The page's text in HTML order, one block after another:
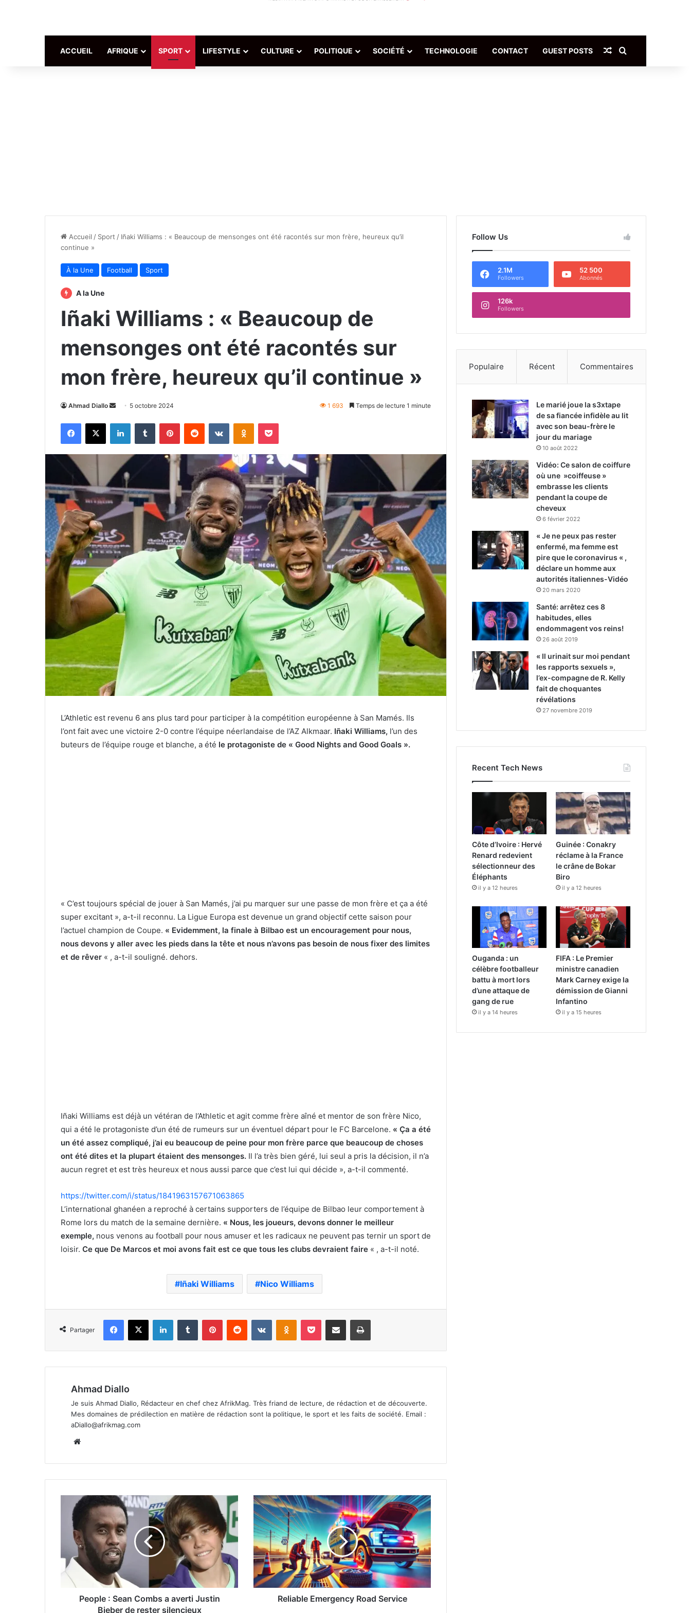
ACCUEIL AFRIQUE SPORT LIFESTYLE CULTURE POLITIQUE SOCIÉTÉ TECHNOLOGIE CONTACT GUEST POSTS Article Aléatoire
Accueil / Sport / Iñaki Williams : « Beaucoup de mensonges ont été racontés sur mon frère, heureux qu’il
continue »
À la Une Football Sport
A la Une
Iñaki Williams : « Beaucoup de
mensonges ont été racontés sur
mon frère, heureux qu’il continue »
Ahmad Diallo
Envoyer
courriel
5 octobre 2024 1 693 Temps de lecture 1 minute
Facebook
X LinkedinTumblr PinterestReddit VKontakteOdnoklassniki
Pocket
L’Athletic est revenu 6 ans plus tard pour participer à la compétition européenne à San Mamés. Ils
l’ont fait avec une victoire 2-0 contre l’équipe néerlandaise de l’AZ Alkmaar. Iñaki Williams, l’un des
buteurs de l’équipe rouge et blanche, a été le protagoniste de « Good Nights and Good Goals ».
« C’est toujours spécial de jouer à San Mamés, j’ai pu marquer sur une passe de mon frère et ça a été
super excitant », a-t-il reconnu. La Ligue Europa est devenue un grand objectif cette saison pour
l’actuel champion de Coupe. « Evidemment, la finale à Bilbao est un encouragement pour nous,
nous devons y aller avec les pieds dans la tête et nous n’avons pas besoin de nous fixer des limites
et de rêver « , a-t-il souligné. dehors.
Iñaki Williams est déjà un vétéran de l’Athletic et agit comme frère aîné et mentor de son frère Nico,
qui a été le protagoniste d’un été de rumeurs sur un éventuel départ pour le FC Barcelone. « Ça a été
un été assez compliqué, j’ai eu beaucoup de peine pour mon frère parce que beaucoup de choses
ont été dites et la plupart étaient des mensonges. Il l’a très bien géré, lui seul a pris la décision, il n’a
aucun regret et est très heureux et nous aussi parce que c’est lui qui décide », a-t-il commenté.
https://twitter.com/i/status/1841963157671063865
L’international ghanéen a reproché à certains supporters de l’équipe de Bilbao leur comportement à
Rome lors du match de la semaine dernière. « Nous, les joueurs, devons donner le meilleur
exemple, nous venons au football pour nous amuser et les radicaux ne peuvent pas ternir un sport de
loisir. Ce que De Marcos et moi avons fait est ce que tous les clubs devraient faire « , a-t-il noté.
Iñaki Williams Nico Williams
Partager
Facebook
X LinkedinTumblr PinterestReddit VKontakteOdnoklassniki
Pocket Partager par email Imprimer
Ahmad Diallo
Je suis Ahmad Diallo, Rédacteur en chef chez AfrikMag. Très friand de lecture, de rédaction et de découverte.
Mes domaines de prédilection en matière de rédaction sont la politique, le sport et les faits de société. Email :
aDiallo@afrikmag.com
People : Sean Combs a averti Justin
Bieber de rester silencieux
Reliable Emergency Road Service
Follow Us
2.1M
Followers
52 500
Abonnés
126k
Followers
Populaire Récent Commentaires
Le marié joue la s3xtape
de sa fiancée infidèle au lit
avec son beau-frère le
jour du mariage
10 août 2022
Vidéo: Ce salon de coiffure
où une »coiffeuse »
embrasse les clients
pendant la coupe de
cheveux
6 février 2022
« Je ne peux pas rester
enfermé, ma femme est
pire que le coronavirus « ,
déclare un homme aux
autorités italiennes-Vidéo
20 mars 2020
Santé: arrêtez ces 8
habitudes, elles
endommagent vos reins!
26 août 2019
« Il urinait sur moi pendant
les rapports sexuels »,
l’ex-compagne de R. Kelly
fait de choquantes
révélations
27 novembre 2019
Recent Tech News
Côte d’Ivoire : Hervé
Renard redevient
sélectionneur des
Éléphants
il y a 12 heures
Guinée : Conakry
réclame à la France
le crâne de Bokar
Biro
il y a 12 heures
Ouganda : un
célèbre footballeur
battu à mort lors
d’une attaque de
gang de rue
il y a 14 heures
FIFA : Le Premier
ministre canadien
Mark Carney exige la
démission de Gianni
Infantino
il y a 15 heures